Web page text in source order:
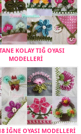
KOLAY TIĞ OYASI
MODELLERİ
İĞNE OYASI MODELLERİ